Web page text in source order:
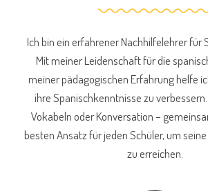
Ich bin ein erfahrener Nachhilfelehrer für
Mit meiner Leidenschaft für die
meiner pädagogischen Erfahrung helfe
ihre Spanischkenntnisse zu
Vokabeln oder Konversation –
besten Ansatz für jeden Schüler, um
zu erreichen.